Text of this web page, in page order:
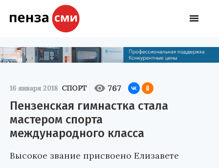
16 января 2018 СПОРТ 767
Пензенская гимнастка стала
мастером спорта
международного класса
Высокое звание присвоено Елизавете